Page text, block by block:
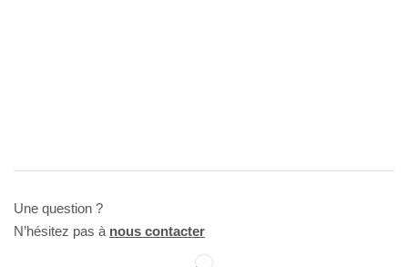
Une question ?
N’hésitez pas à nous contacter